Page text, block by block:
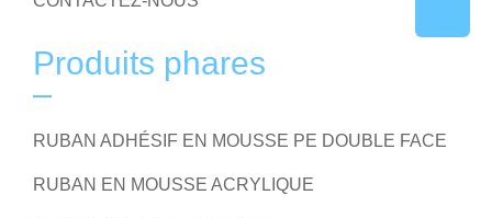
Produits phares
RUBAN ADHÉSIF EN MOUSSE PE DOUBLE FACE
RUBAN EN MOUSSE ACRYLIQUE